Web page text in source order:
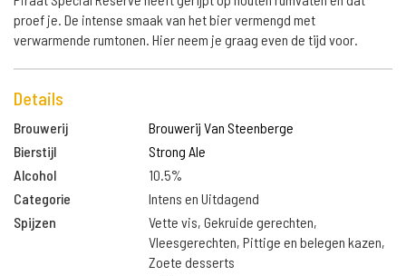
proef je. De intense smaak van het bier vermengd met
verwarmende rumtonen. Hier neem je graag even de tijd voor.
Details
Brouwerij
Brouwerij Van Steenberge
Bierstijl
Strong Ale
Alcohol
10.5%
Categorie
Intens en Uitdagend
Spijzen
Vette vis, Gekruide gerechten,
Vleesgerechten, Pittige en belegen kazen,
Zoete desserts